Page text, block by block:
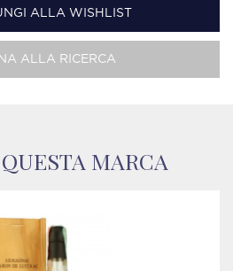
ALLA WISHLIST
ALLA RICERCA
MARCA